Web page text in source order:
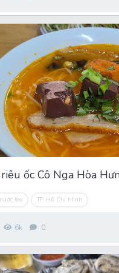
lèo TP. Hồ Chí Minh
6k 0